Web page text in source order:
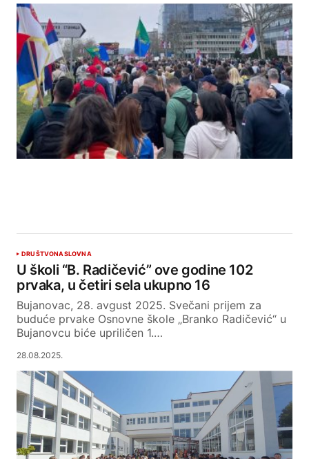
DRUŠTVONASLOVNA
U školi “B. Radičević” ove godine 102
prvaka, u četiri sela ukupno 16
Bujanovac, 28. avgust 2025. Svečani prijem za
buduće prvake Osnovne škole „Branko Radičević“ u
Bujanovcu biće upriličen 1.…
28.08.2025.